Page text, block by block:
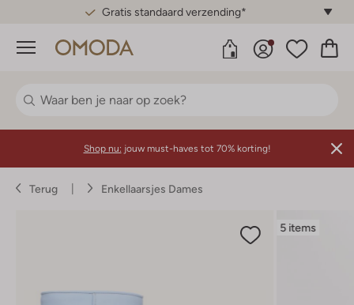
Gratis standaard verzending*
Menu
Shop nu: jouw must-haves tot 70% korting!
Terug Enkellaarsjes Dames
5 items